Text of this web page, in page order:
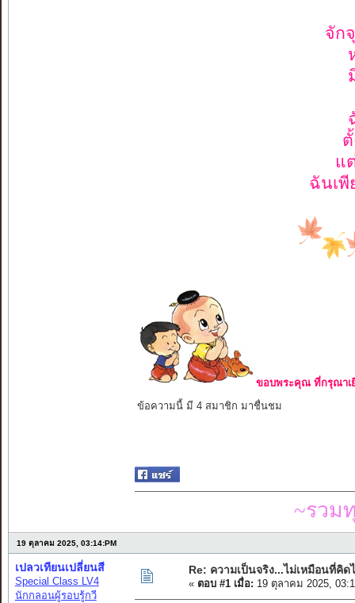
จัก
แ
ฉันเพี
ขอบพระคุณ ที่กรุณาเ
ข้อความนี้ มี 4 สมาชิก มาชื่นชม
~รวม
19 ตุลาคม 2025, 03:14:PM
เปลวเทียนเปลี่ยนสี
Special Class LV4
นักกลอนผู้รอบรู้กวี
Re: ความเป็นจริง...ไม่เหมือนที่คิด
« ตอบ #1 เมื่อ: 19 ตุลาคม 2025,